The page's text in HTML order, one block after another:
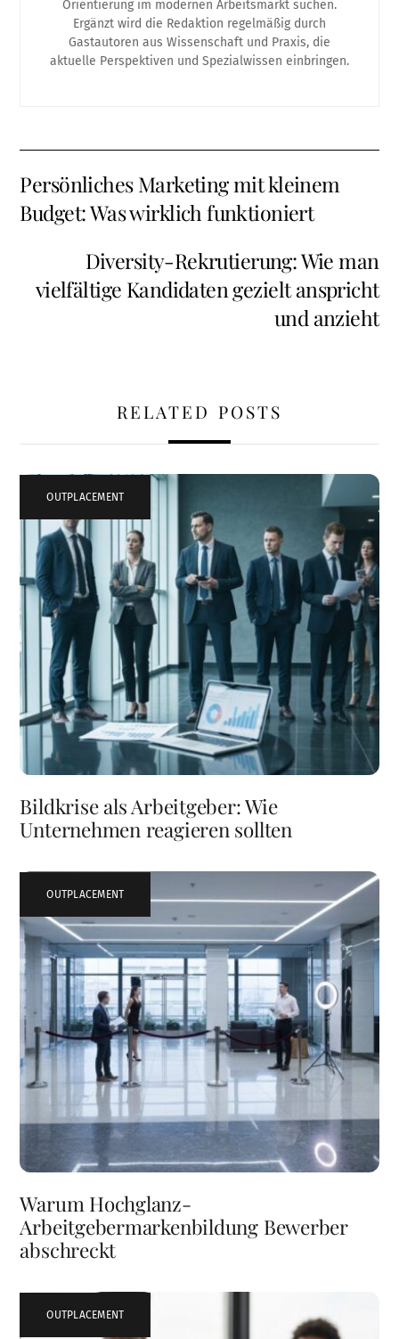
Orientierung im modernen Arbeitsmarkt suchen.
Ergänzt wird die Redaktion regelmäßig durch
Gastautoren aus Wissenschaft und Praxis, die
aktuelle Perspektiven und Spezialwissen einbringen.
Persönliches Marketing mit kleinem
Budget: Was wirklich funktioniert
Diversity-Rekrutierung: Wie man
vielfältige Kandidaten gezielt anspricht
und anzieht
RELATED POSTS
OUTPLACEMENT
Bildkrise als Arbeitgeber: Wie
Unternehmen reagieren sollten
OUTPLACEMENT
Warum Hochglanz-
Arbeitgebermarkenbildung Bewerber
abschreckt
OUTPLACEMENT